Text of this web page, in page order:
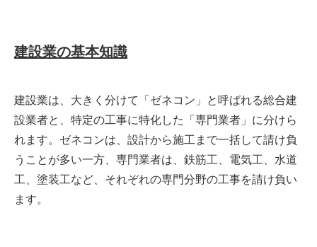
建設業の基本知識
建設業は、大きく分けて「ゼネコン」と呼ばれる総合建
設業者と、特定の工事に特化した「専門業者」に分けら
れます。ゼネコンは、設計から施工まで一括して請け負
うことが多い一方、専門業者は、鉄筋工、電気工、水道
工、塗装工など、それぞれの専門分野の工事を請け負い
ます。